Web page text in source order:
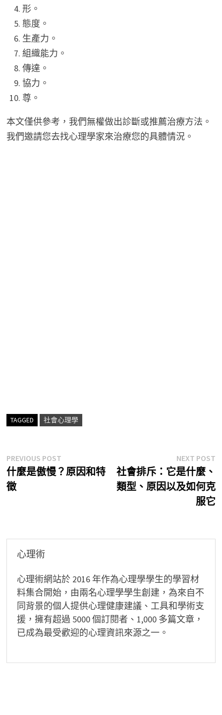
形。
態度。
生產力。
組織能力。
傳達。
協力。
尊。
本文僅供參考，我們無權做出診斷或推薦治療方法。
我們邀請您去找心理學家來治療您的具體情況。
TAGGED 社會心理學
文
章
導
PREVIOUS POSTPrevious
post:
什麼是傲慢？原因和特
徵
NEXT POST
社會排斥：它是什麼、
類型、原因以及如何克
服它
心理術
心理術網站於 2016 年作為心理學學生的學習材
料集合開始，由兩名心理學學生創建，為來自不
同背景的個人提供心理健康建議、工具和學術支
援，擁有超過 5000 個訂閱者、1,000 多篇文章，
已成為最受歡迎的心理資訊來源之一。